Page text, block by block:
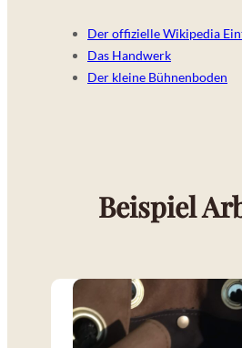
Der offizielle Wikipedia
Das Handwerk
Der kleine Bühnenboden
Beispiel